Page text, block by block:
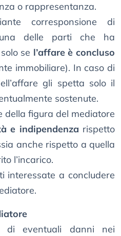
o rappresentanza.
corresponsione di
delle parti che ha
se l’affare è concluso
immobiliare). In caso di
gli spetta solo il
sostenute.
della figura del mediatore
e indipendenza rispetto
anche rispetto a quella
l’incarico.
interessate a concludere
di eventuali danni nei